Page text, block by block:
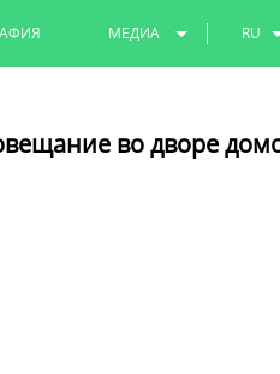
МЕДИА RU
во дворе